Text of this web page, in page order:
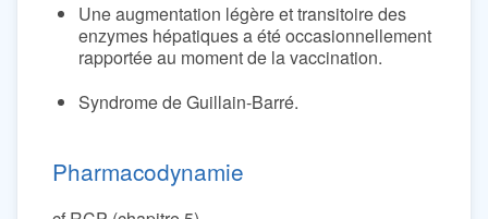
Une augmentation légère et transitoire des
enzymes hépatiques a été occasionnellement
rapportée au moment de la vaccination.
Syndrome de Guillain-Barré.
Pharmacodynamie